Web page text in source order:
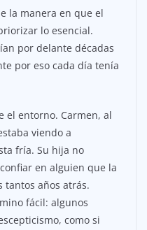
la manera en que el
lo esencial.
por delante décadas
por eso cada día tenía
el entorno. Carmen, al
viendo a
fría. Su hija no
en alguien que la
tantos años atrás.
fácil: algunos
como si